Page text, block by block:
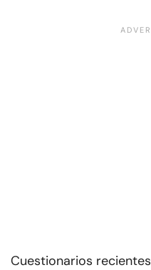
Cuestionarios recientes